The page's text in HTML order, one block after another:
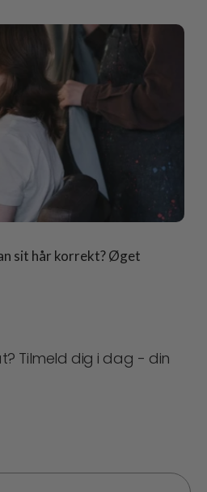
sit hår korrekt? Øget
Tilmeld dig i dag - din